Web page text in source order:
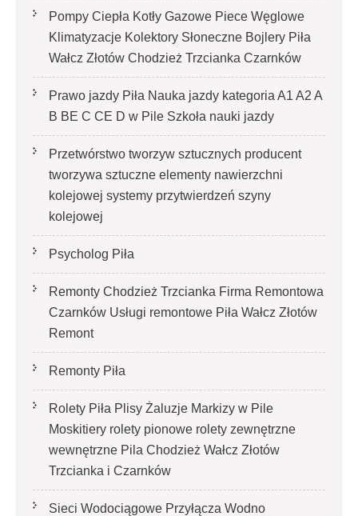
Pompy Ciepła Kotły Gazowe Piece Węglowe
Klimatyzacje Kolektory Słoneczne Bojlery Piła
Wałcz Złotów Chodzież Trzcianka Czarnków
Prawo jazdy Piła Nauka jazdy kategoria A1 A2 A
B BE C CE D‎ w Pile Szkoła nauki jazdy
Przetwórstwo tworzyw sztucznych producent
tworzywa sztuczne elementy nawierzchni
kolejowej systemy przytwierdzeń szyny
kolejowej
Psycholog Piła
Remonty Chodzież Trzcianka Firma Remontowa
Czarnków Usługi remontowe Piła Wałcz Złotów
Remont
Remonty Piła
Rolety Piła Plisy Żaluzje Markizy w Pile
Moskitiery rolety pionowe rolety zewnętrzne
wewnętrzne Pila Chodzież Wałcz Złotów
Trzcianka i Czarnków
Sieci Wodociągowe Przyłącza Wodno